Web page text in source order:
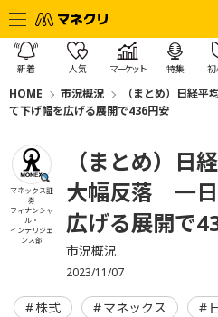
新着 人気 マーケット 特集 初
HOME 市況概況
（まとめ）日経
て下げ幅を広げる展開で436円安
マネックス証
券
フィナンシャ
ル・
インテリジェ
ンス部
（まとめ）日
大幅反落 一日
広げる展開で
市況概況
2023/11/07
株式 マネックス